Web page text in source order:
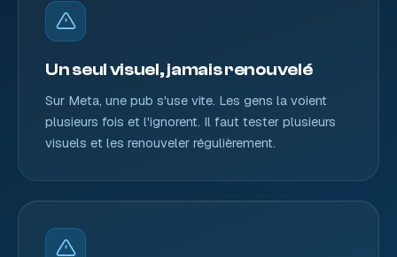
Un seul visuel, jamais renouvelé
Sur Meta, une pub s'use vite. Les gens la voient
plusieurs fois et l'ignorent. Il faut tester plusieurs
visuels et les renouveler régulièrement.